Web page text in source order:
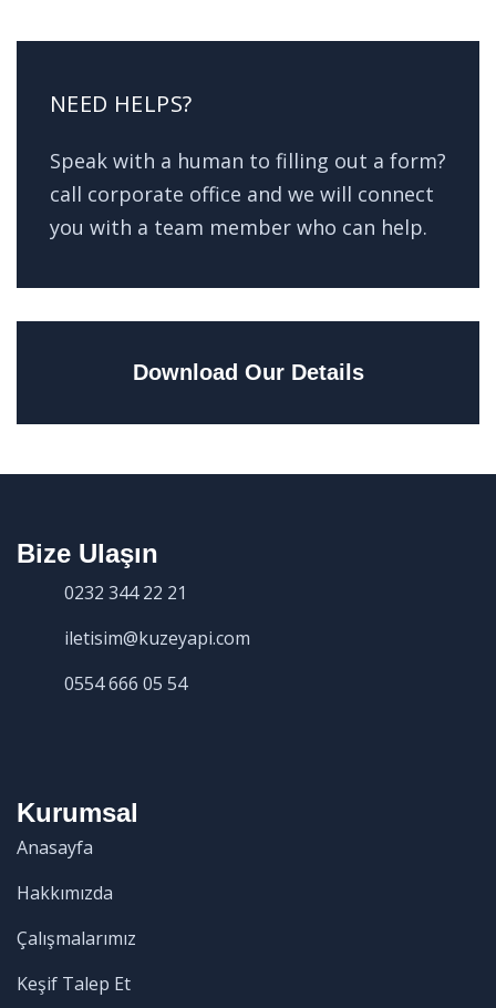
NEED HELPS?
Speak with a human to filling out a form?
call corporate office and we will connect
you with a team member who can help.
Download Our Details
Bize Ulaşın
0232 344 22 21
iletisim@kuzeyapi.com
0554 666 05 54
Kurumsal
Anasayfa
Hakkımızda
Çalışmalarımız
Keşif Talep Et